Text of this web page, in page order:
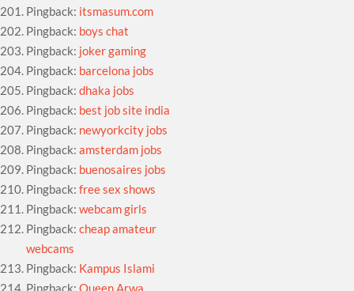
Pingback: itsmasum.com
Pingback: boys chat
Pingback: joker gaming
Pingback: barcelona jobs
Pingback:dhaka jobs
Pingback: best job site india
Pingback: newyorkcity jobs
Pingback:amsterdam jobs
Pingback: buenosaires jobs
Pingback:free sex shows
Pingback:webcam girls
Pingback:cheap amateur
webcams
Pingback: Kampus Islami
Pingback:Queen Arwa